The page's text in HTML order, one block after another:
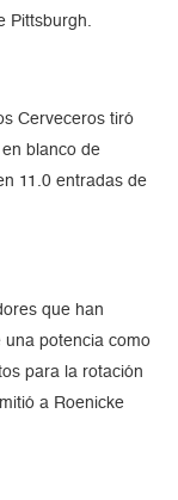
Pittsburgh.
Cerveceros tiró
blanco de
11.0 entradas de
que han
una potencia como
para la rotación
a Roenicke